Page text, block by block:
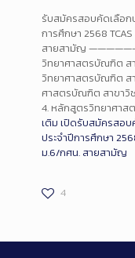
รับสมัครสอบคัดเลือ
การศึกษา 2568
สายสามัญ
วิทยาศาสตรบัณฑิต ส
วิทยาศาสตรบัณฑิต ส
ศาสตรบัณฑิต สาขาวิ
4. หลักสูตรวิทยาศาส
เติม เปิดรับสมัครสอ
ประจำปีการศึกษา
ม.6/กศน. สายสามัญ
4